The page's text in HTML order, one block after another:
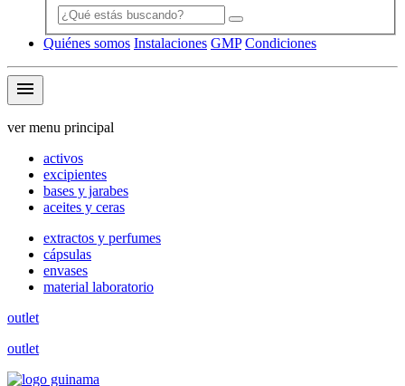
Quiénes somos Instalaciones GMP Condiciones
menu
ver menu principal
activos
excipientes
bases y jarabes
aceites y ceras
extractos y perfumes
cápsulas
envases
material laboratorio
outlet
outlet